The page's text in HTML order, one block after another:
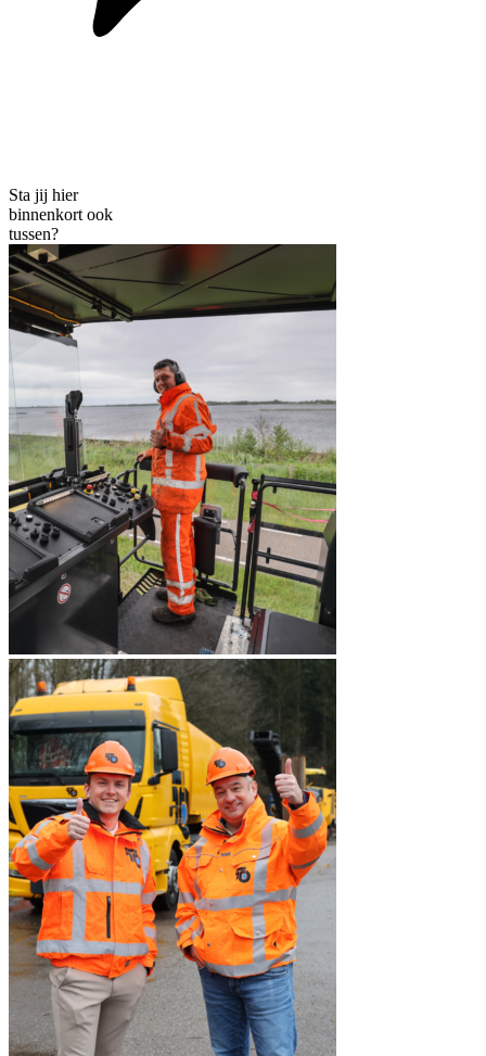
Sta jij hier
binnenkort ook
tussen?